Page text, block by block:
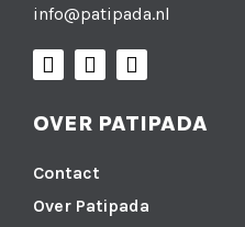
info@patipada.nl
OVER PATIPADA
Contact
Over Patipada